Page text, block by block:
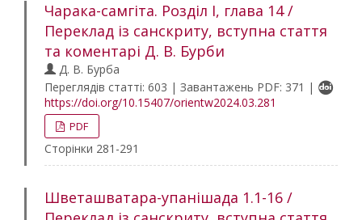
Чарака-самгіта. Розділ I, глава 14 /
Переклад із санскриту, вступна стаття
та коментарі Д. В. Бурби
Д. В. Бурба
Переглядів статті: 603 | Завантажень PDF: 371 |
https://doi.org/10.15407/orientw2024.03.281
PDF
Сторінки 281-291
Шветашватара-упанішада 1.1-16 /